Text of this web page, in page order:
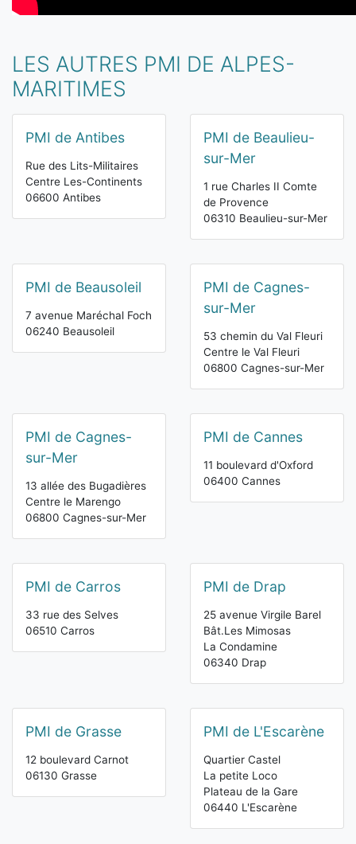
LES AUTRES PMI DE ALPES-
MARITIMES
PMI de Antibes
Rue des Lits-Militaires
Centre Les-Continents
06600 Antibes
PMI de Beaulieu-
sur-Mer
1 rue Charles II Comte
de Provence
06310 Beaulieu-sur-Mer
PMI de Beausoleil
7 avenue Maréchal Foch
06240 Beausoleil
PMI de Cagnes-
sur-Mer
53 chemin du Val Fleuri
Centre le Val Fleuri
06800 Cagnes-sur-Mer
PMI de Cagnes-
sur-Mer
13 allée des Bugadières
Centre le Marengo
06800 Cagnes-sur-Mer
PMI de Cannes
11 boulevard d'Oxford
06400 Cannes
PMI de Carros
33 rue des Selves
06510 Carros
PMI de Drap
25 avenue Virgile Barel
Bât.Les Mimosas
La Condamine
06340 Drap
PMI de Grasse
12 boulevard Carnot
06130 Grasse
PMI de L'Escarène
Quartier Castel
La petite Loco
Plateau de la Gare
06440 L'Escarène